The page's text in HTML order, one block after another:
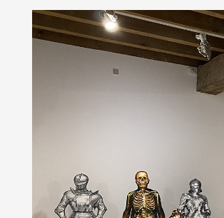
Contact